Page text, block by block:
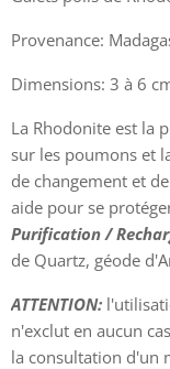
Provenance:
Dimensions: 3 à 6
La Rhodonite est la
sur les poumons et
de changement et
aide pour se
Purification /
de Quartz, géode
ATTENTION:
n'exclut en aucun
la consultation d'un